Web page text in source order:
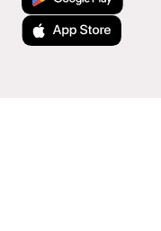
Laden im App Store